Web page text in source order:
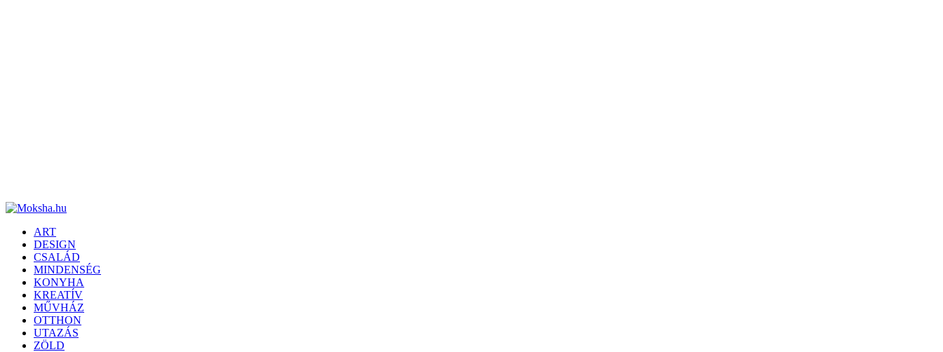
ART
DESIGN
CSALÁD
MINDENSÉG
KONYHA
KREATÍV
MŰVHÁZ
OTTHON
UTAZÁS
ZÖLD